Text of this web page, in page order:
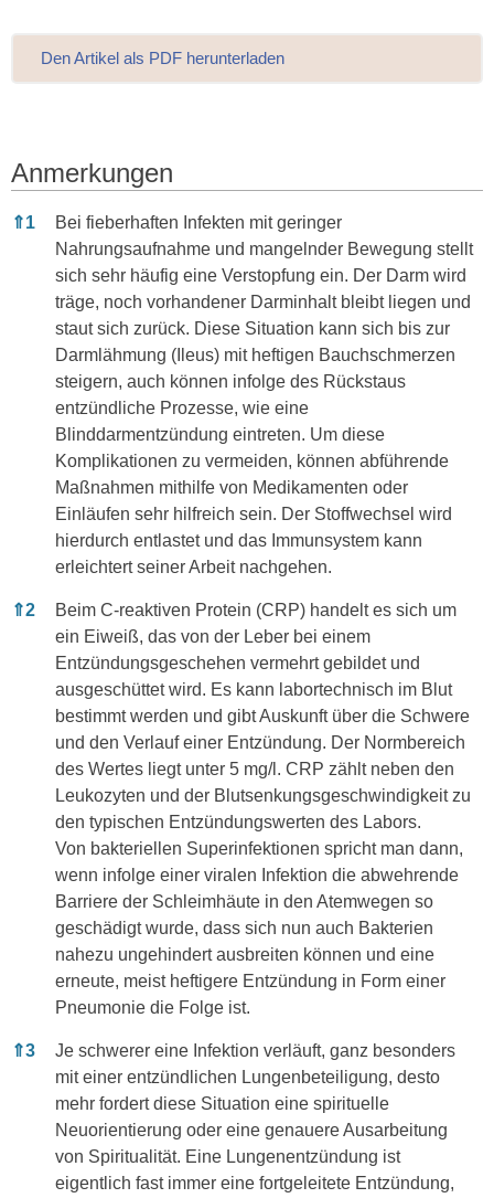
Den Artikel als PDF herunterladen
Anmerkungen
Anmerkungen
⇑1
Bei fieberhaften Infekten mit geringer
Nahrungsaufnahme und mangelnder Bewegung stellt
sich sehr häufig eine Verstopfung ein. Der Darm wird
träge, noch vorhandener Darminhalt bleibt liegen und
staut sich zurück. Diese Situation kann sich bis zur
Darmlähmung (Ileus) mit heftigen Bauchschmerzen
steigern, auch können infolge des Rückstaus
entzündliche Prozesse, wie eine
Blinddarmentzündung eintreten. Um diese
Komplikationen zu vermeiden, können abführende
Maßnahmen mithilfe von Medikamenten oder
Einläufen sehr hilfreich sein. Der Stoffwechsel wird
hierdurch entlastet und das Immunsystem kann
erleichtert seiner Arbeit nachgehen.
⇑2
Beim C-reaktiven Protein (CRP) handelt es sich um
ein Eiweiß, das von der Leber bei einem
Entzündungsgeschehen vermehrt gebildet und
ausgeschüttet wird. Es kann labortechnisch im Blut
bestimmt werden und gibt Auskunft über die Schwere
und den Verlauf einer Entzündung. Der Normbereich
des Wertes liegt unter 5 mg/l. CRP zählt neben den
Leukozyten und der Blutsenkungsgeschwindigkeit zu
den typischen Entzündungswerten des Labors.
Von bakteriellen Superinfektionen spricht man dann,
wenn infolge einer viralen Infektion die abwehrende
Barriere der Schleimhäute in den Atemwegen so
geschädigt wurde, dass sich nun auch Bakterien
nahezu ungehindert ausbreiten können und eine
erneute, meist heftigere Entzündung in Form einer
Pneumonie die Folge ist.
⇑3
Je schwerer eine Infektion verläuft, ganz besonders
mit einer entzündlichen Lungenbeteiligung, desto
mehr fordert diese Situation eine spirituelle
Neuorientierung oder eine genauere Ausarbeitung
von Spiritualität. Eine Lungenentzündung ist
eigentlich fast immer eine fortgeleitete Entzündung,